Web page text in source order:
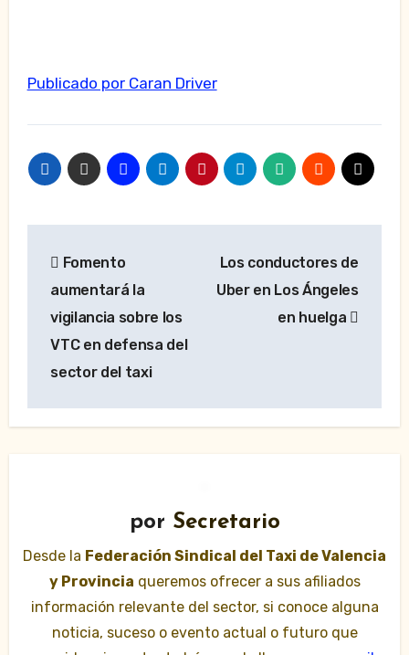
Publicado por Caran Driver
de
entradas
Fomento
aumentará la
vigilancia sobre los
VTC en defensa del
sector del taxi
Los conductores de
Uber en Los Ángeles
en huelga
por Secretario
Desde la Federación Sindical del Taxi de Valencia
y Provincia queremos ofrecer a sus afiliados
información relevante del sector, si conoce alguna
noticia, suceso o evento actual o futuro que